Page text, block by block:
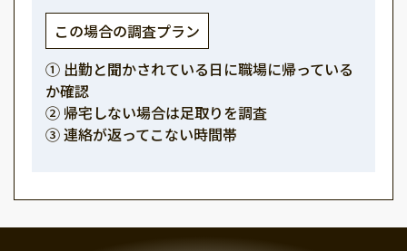
この場合の調査プラン
① 出勤と聞かされている日に職場に帰っている
か確認
② 帰宅しない場合は足取りを調査
③ 連絡が返ってこない時間帯